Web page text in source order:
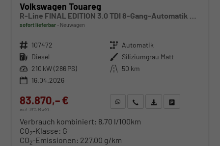
Volkswagen Touareg
R-Line FINAL EDITION 3.0 TDI 8-Gang-Automatik 4MOTION
sofort lieferbar Neuwagen
Fahrzeugnr. 107472 Getriebe Automatik
Kraftstoff Diesel Außenfarbe Siliziumgrau Matt
Leistung 210 kW (286 PS) Kilometerstand 50 km
16.04.2026
83.870,– €
incl. 19% MwSt.
WhatsApp anfragen
Wir rufen Sie anFahrzeugexposé (PDF)
Verbrauch kombiniert: 8,70 l/100km
CO2-Klasse: G
CO2-Emissionen: 227,00 g/km